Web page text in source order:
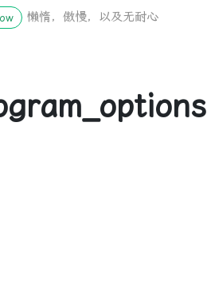
懒惰，傲慢，以及无耐心